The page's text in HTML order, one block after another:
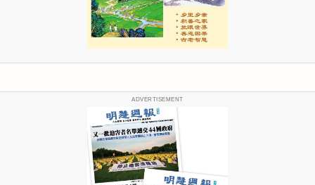
ADVERTISEMENT